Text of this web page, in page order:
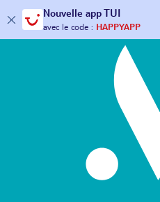
Nouvelle app TUI
30€ offerts*sur votre
avec le code : HAPPYAPP
Hôtels & Clubs